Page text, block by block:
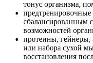
тонус организма,
сбалансированным
возможностей
протеины, гейнеры,
или набора сухой
восстановления